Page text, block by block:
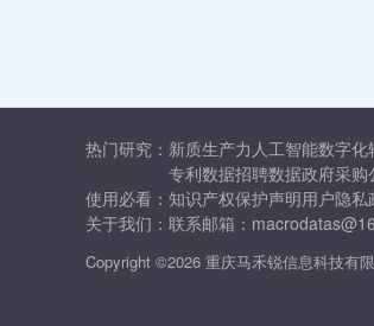
热门研究： 新质生产力 人工智能数字化
专利数据招聘数据政府采购
使用必看： 知识产权保护声明用户隐私
关于我们： 联系邮箱：
Copyright ©2026 重庆马禾锐信息科技有